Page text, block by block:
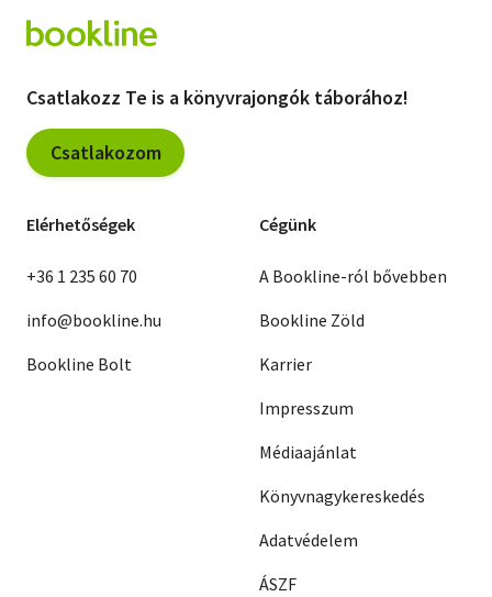
Csatlakozz Te is a könyvrajongók táborához!
Csatlakozom
Elérhetőségek
+36 1 235 60 70
info@bookline.hu
Bookline Bolt
Cégünk
A Bookline-ról bővebben
Bookline Zöld
Karrier
Impresszum
Médiaajánlat
Könyvnagykereskedés
Adatvédelem
ÁSZF